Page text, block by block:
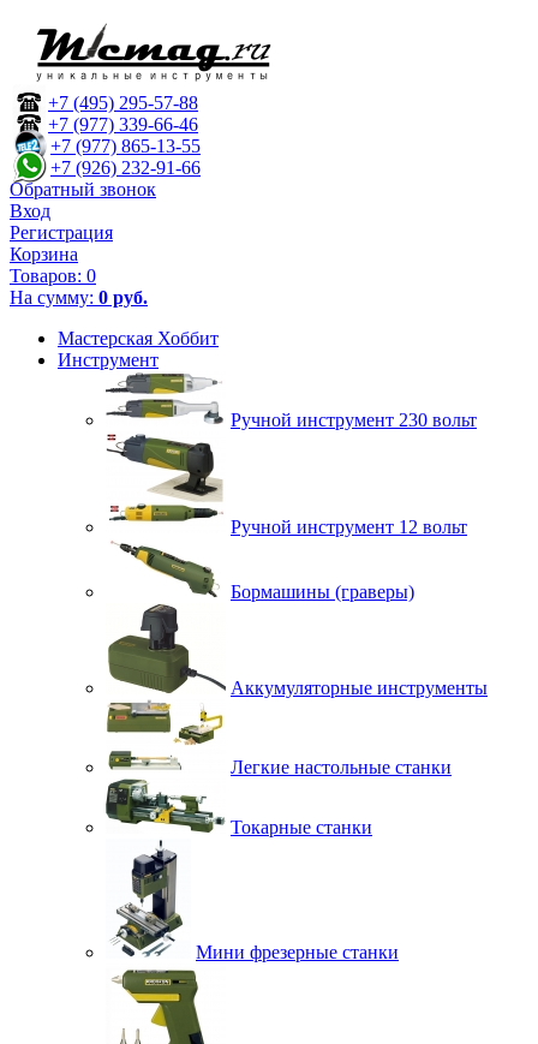
+7 (495) 295-57-88
+7 (977) 339-66-46
+7 (977) 865-13-55
+7 (926) 232-91-66
Обратный звонок
Вход
Регистрация
Корзина
Товаров: 0
На сумму: 0 руб.
Мастерская Хоббит
Инструмент
Ручной инструмент 230 вольт
Ручной инструмент 12 вольт
Бормашины (граверы)
Аккумуляторные инструменты
Легкие настольные станки
Токарные станки
Мини фрезерные станки